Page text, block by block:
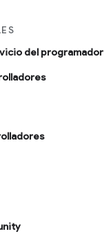
del programador